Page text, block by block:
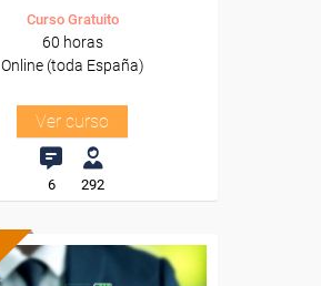
Curso Gratuito
60 horas
Online (toda España)
Ver curso
6 292